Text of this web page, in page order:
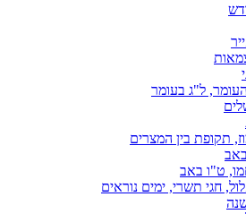
ל"ג בעומר
תקופת בין המצרים
ט"ו באב
חגי תשרי, ימים נוראים